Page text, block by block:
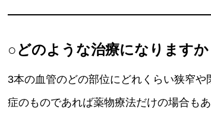
○どのような治療になりますか
3本の血管のどの部位にどれくらい狭窄
症のものであれば薬物療法だけの場合も